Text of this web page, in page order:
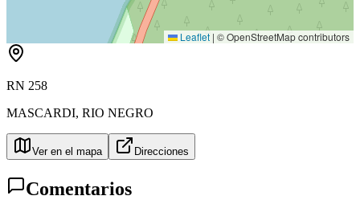
Leaflet | © OpenStreetMap contributors
RN 258
MASCARDI, RIO NEGRO
Ver en el mapa Direcciones
Comentarios